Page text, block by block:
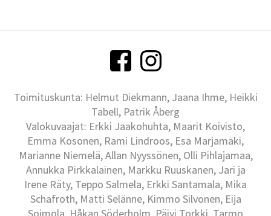
Toimituskunta: Helmut Diekmann, Jaana Ihme, Heikki
Tabell, Patrik Åberg
Valokuvaajat: Erkki Jaakohuhta, Maarit Koivisto,
Emma Kosonen, Rami Lindroos, Esa Marjamäki,
Marianne Niemelä, Allan Nyyssönen, Olli Pihlajamaa,
Annukka Pirkkalainen, Markku Ruuskanen, Jari ja
Irene Räty, Teppo Salmela, Erkki Santamala, Mika
Schafroth, Matti Selänne, Kimmo Silvonen, Eija